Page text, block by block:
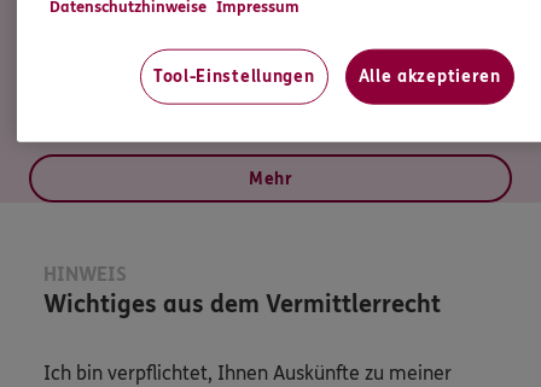
(IHK)
Tel: 02297/9094442
Mehr
HINWEIS
Wichtiges aus dem Vermittlerrecht
Ich bin verpflichtet, Ihnen Auskünfte zu meiner
Datenschutzhinweise Impressum
Tool-Einstellungen Alle akzeptieren